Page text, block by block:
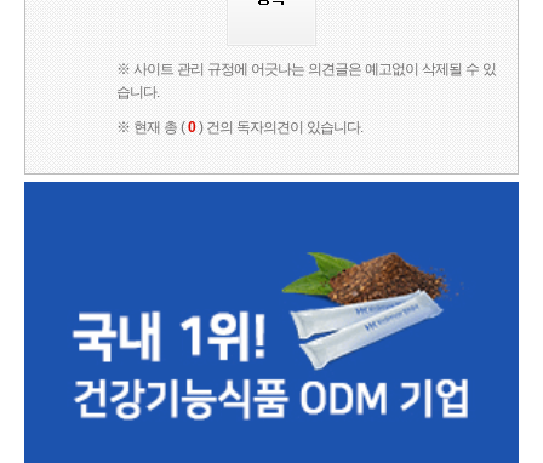
※ 사이트 관리 규정에 어긋나는 의견글은 예고없이 삭제될 수 있
습니다.
※ 현재 총 (0) 건의 독자의견이 있습니다.